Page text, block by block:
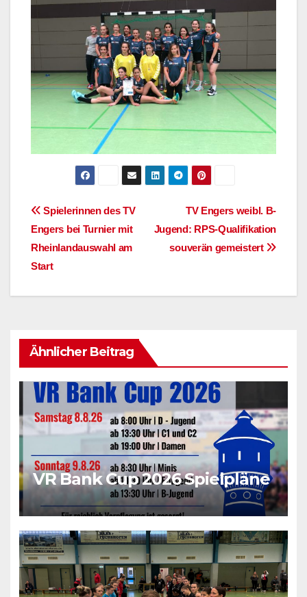
BeitragsnavigationTV Engers weibl. B-
Jugend: RPS-Qualifikation
souverän gemeistert
Spielerinnen des TV
Engers bei Turnier mit
Rheinlandauswahl am
Start
Ähnlicher Beitrag
VR Bank Cup 2026 Spielpläne